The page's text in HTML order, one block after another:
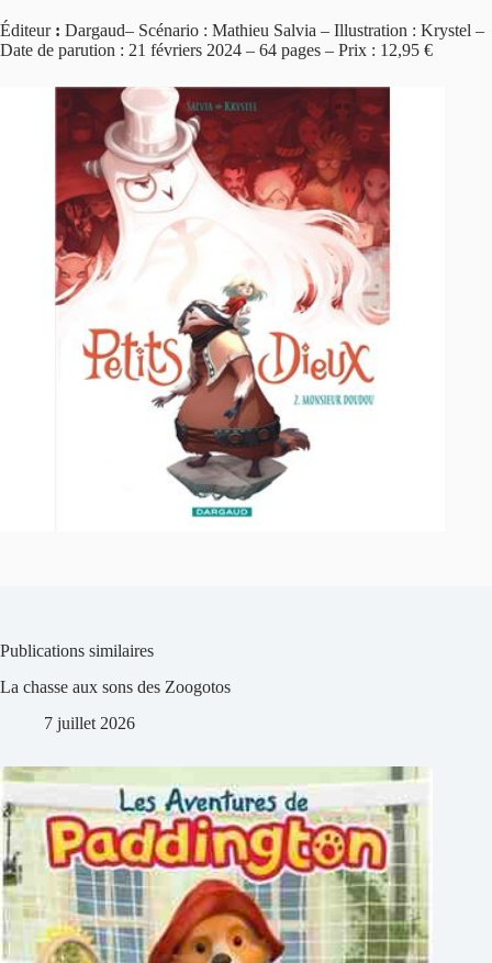
Éditeur : Dargaud– Scénario : Mathieu Salvia – Illustration : Krystel –
Date de parution : 21 févriers 2024 – 64 pages – Prix : 12,95 €
Publications similaires
La chasse aux sons des Zoogotos
7 juillet 2026